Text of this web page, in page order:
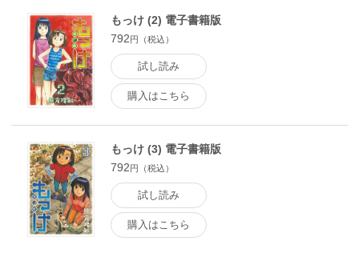
もっけ (2) 電子書籍版
792円（税込）
試し読み
購入はこちら
もっけ (3) 電子書籍版
792円（税込）
試し読み
購入はこちら